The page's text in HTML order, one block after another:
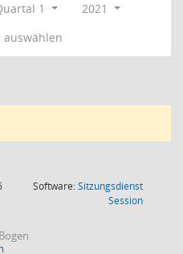
1
2021
auswählen
Software:Sitzungsdienst
Session(Wird in